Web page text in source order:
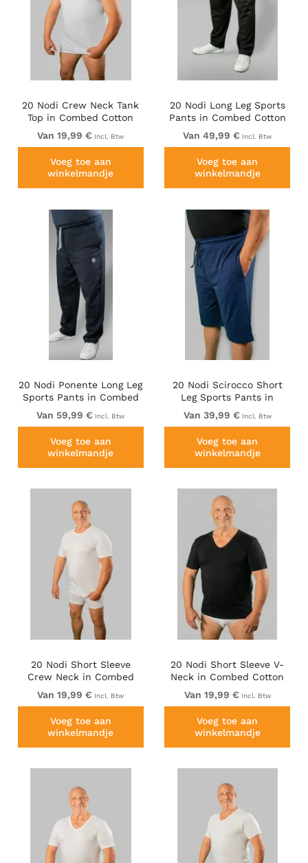
20 Nodi Crew Neck Tank
Top in Combed Cotton
Jersey White
Van 19,99 € Incl. Btw
Voeg toe aan
winkelmandje
20 Nodi Long Leg Sports
Pants in Combed Cotton
Jersey Black
Van 49,99 € Incl. Btw
Voeg toe aan
winkelmandje
20 Nodi Ponente Long Leg
Sports Pants in Combed
Fleece Cotton Navy
Van 59,99 € Incl. Btw
Voeg toe aan
winkelmandje
20 Nodi Scirocco Short
Leg Sports Pants in
Combed Cotton Jersey
Navy
Van 39,99 € Incl. Btw
Voeg toe aan
winkelmandje
20 Nodi Short Sleeve
Crew Neck in Combed
Cotton Jersey White
Van 19,99 € Incl. Btw
Voeg toe aan
winkelmandje
20 Nodi Short Sleeve V-
Neck in Combed Cotton
Jersey Black
Van 19,99 € Incl. Btw
Voeg toe aan
winkelmandje